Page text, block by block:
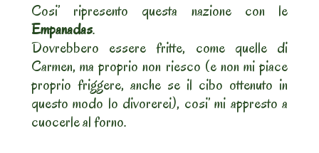
Cosi’ ripresento questa nazione con le
Empanadas.
Dovrebbero essere fritte, come quelle di
Carmen, ma proprio non riesco (e non mi piace
proprio friggere, anche se il cibo ottenuto in
questo modo lo divorerei), cosi’ mi appresto a
cuocerle al forno.